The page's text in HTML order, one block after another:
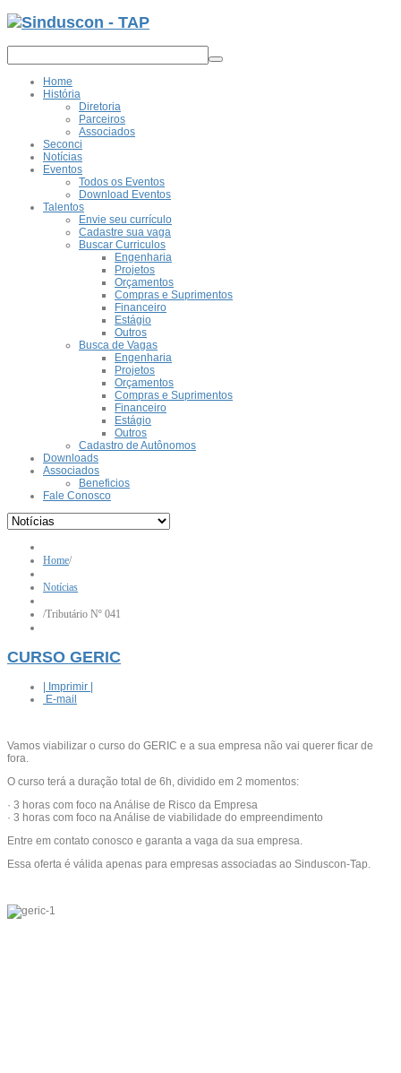
Home
História
Diretoria
Parceiros
Associados
Seconci
Notícias
Eventos
Todos os Eventos
Download Eventos
Talentos
Envie seu currículo
Cadastre sua vaga
Buscar Curriculos
Engenharia
Projetos
Orçamentos
Compras e Suprimentos
Financeiro
Estágio
Outros
Busca de Vagas
Engenharia
Projetos
Orçamentos
Compras e Suprimentos
Financeiro
Estágio
Outros
Cadastro de Autônomos
Downloads
Associados
Beneficios
Fale Conosco
Home/
Notícias
/Tributário Nº 041
CURSO GERIC
| Imprimir |
E-mail
Vamos viabilizar o curso do GERIC e a sua empresa não vai querer ficar de
fora.
O curso terá a duração total de 6h, dividido em 2 momentos:
· 3 horas com foco na Análise de Risco da Empresa
· 3 horas com foco na Análise de viabilidade do empreendimento
Entre em contato conosco e garanta a vaga da sua empresa.
Essa oferta é válida apenas para empresas associadas ao Sinduscon-Tap.